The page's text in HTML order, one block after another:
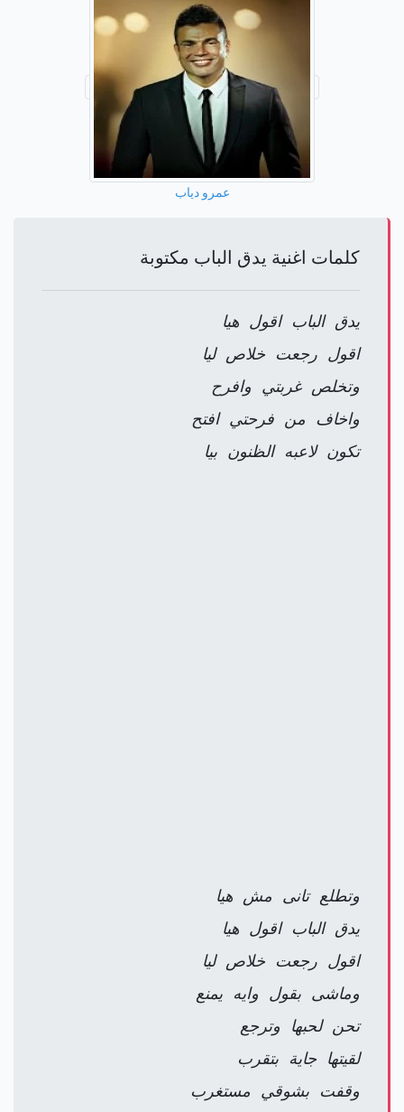
عمرو دياب
كلمات اغنية يدق الباب مكتوبة
يدق الباب اقول هيا
اقول رجعت خلاص ليا
وتخلص غربتي وافرح
واخاف من فرحتي افتح
تكون لاعبه الظنون بيا
وتطلع تانى مش هيا
يدق الباب اقول هيا
اقول رجعت خلاص ليا
وماشى بقول وايه يمنع
تحن لحبها وترجع
لقيتها جاية بتقرب
وقفت بشوقي مستغرب